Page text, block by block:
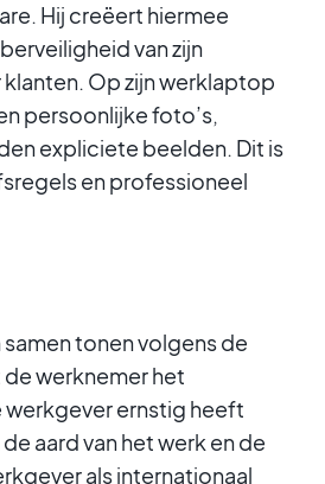
Hij creëert hiermee
van zijn
klanten. Op zijn werklaptop
persoonlijke foto’s,
expliciete beelden. Dit is
en professioneel
tonen volgens de
werknemer het
werkgever ernstig heeft
aard van het werk en de
als internationaal